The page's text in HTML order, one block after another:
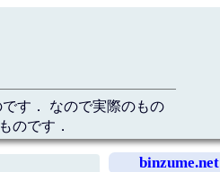
す． なので実際のもの
のです．
binzume.net